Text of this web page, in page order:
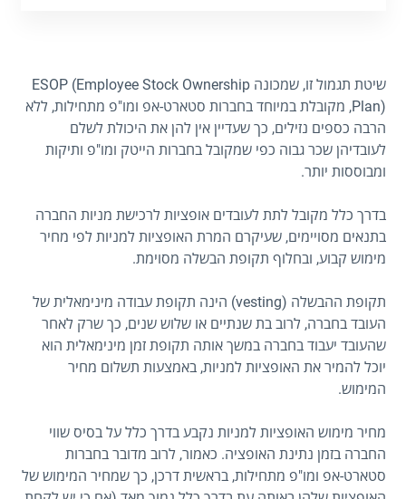
שיטת תגמול זו, שמכונה ESOP (Employee Stock Ownership
Plan), מקובלת במיוחד בחברות סטארט-אפ ומו"פ מתחילות, ללא
הרבה כספים נזילים, כך שעדיין אין להן את היכולת לשלם
לעובדיהן שכר גבוה כפי שמקובל בחברות הייטק ומו"פ ותיקות
ומבוססות יותר.
בדרך כלל מקובל לתת לעובדים אופציות לרכישת מניות החברה
בתנאים מסויימים, שעיקרם המרת האופציות למניות לפי מחיר
מימוש קבוע, ובחלוף תקופת הבשלה מסוימת.
תקופת ההבשלה (vesting) הינה תקופת עבודה מינימאלית של
העובד בחברה, לרוב בת שנתיים או שלוש שנים, כך שרק לאחר
שהעובד יעבוד בחברה במשך אותה תקופת זמן מינימאלית הוא
יוכל להמיר את האופציות למניות, באמצעות תשלום מחיר
המימוש.
מחיר מימוש האופציות למניות נקבע בדרך כלל על בסיס שווי
החברה בזמן נתינת האופציה. כאמור, לרוב מדובר בחברות
סטארט-אפ ומו"פ מתחילות, בראשית דרכן, כך שמחיר המימוש של